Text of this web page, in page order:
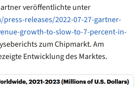
veröffentlichte unter
releases/2022-07-27-gartner-
growth-to-slow-to-7-percent-in-
zum Chipmarkt. Am
Entwicklung des Marktes.